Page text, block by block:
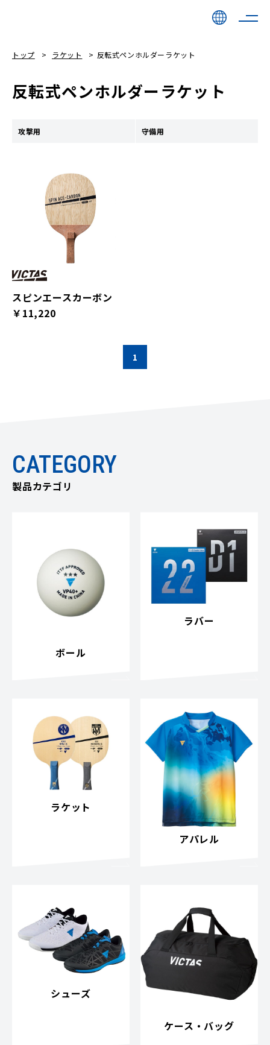
トップ ラケット 反転式ペンホルダーラケット
反転式ペンホルダーラケット
攻撃用 守備用
スピンエースカーボン
￥11,220
1
CATEGORY
製品カテゴリ
ボール
ラバー
ラケット
アパレル
シューズ
ケース・バッグ